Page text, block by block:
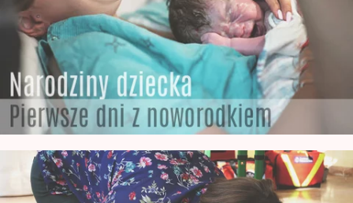
Jak wygląda noworodek po Urodzeniu